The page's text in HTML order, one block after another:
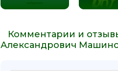
Комментарии и
Александрович